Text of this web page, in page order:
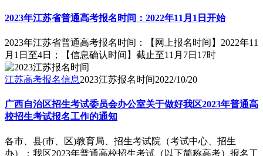
2023年江苏省普通高考报名时间：2022年11月1日开始
2023年江苏省普通高考报名时间：【网上报名时间】2022年11
月1日至4日；【信息确认时间】截止至11月7日17时
江苏高考报名信息2023江苏报名时间2022/10/20
广西自治区招生考试委员会办公室关于做好我区2023年普通高
校招生考试报名工作的通知
各市、县(市、区)教育局、招生考试院（考试中心、招生
办）：我区2023年普通高校招生考试（以下简称高考）报名工